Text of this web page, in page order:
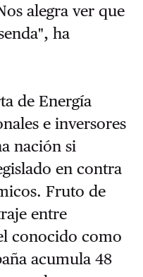
alegra ver que
ha
de Energía
e inversores
nación si
en contra
Fruto de
entre
conocido como
acumula 48